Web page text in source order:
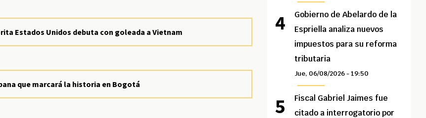
Estados Unidos debuta con goleada a Vietnam
que marcará la historia en Bogotá
Gobierno de Abelardo de la
Espriella analiza nuevos
impuestos para su reforma
tributaria
Jue, 06/08/2026 - 19:50
Fiscal Gabriel Jaimes fue
citado a interrogatorio por